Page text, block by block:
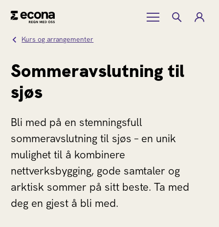
Kurs og arrangementer
Sommeravslutning til
sjøs
Bli med på en stemningsfull
sommeravslutning til sjøs – en unik
mulighet til å kombinere
nettverksbygging, gode samtaler og
arktisk sommer på sitt beste. Ta med
deg en gjest å bli med.